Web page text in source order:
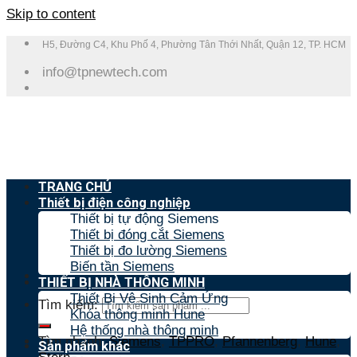
Skip to content
H5, Đường C4, Khu Phố 4, Phường Tân Thới Nhất, Quận 12, TP. HCM
info@tpnewtech.com
Tìm kiếm:
Tìm nhanh:Siemens,TPPRO,Pfannenberg,Hune,
TRANG CHỦ
Thiết bị điện công nghiệp
Thiết bị tự động Siemens
Thiết bị đóng cắt Siemens
Thiết bị đo lường Siemens
Biến tần Siemens
THIẾT BỊ NHÀ THÔNG MINH
Thiết Bị Vệ Sinh Cảm Ứng
Khóa thông minh Hune
Hệ thống nhà thông minh
Sản phẩm khác